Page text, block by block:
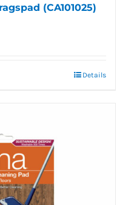
(CA101025)
Details